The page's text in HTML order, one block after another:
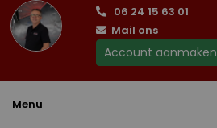
06 24 15 63 01
Mail ons
Account aanmaken
Menu